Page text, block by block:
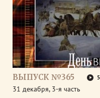
ВЫПУСК №365
31 декабря, 3-я часть